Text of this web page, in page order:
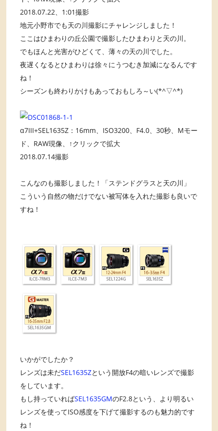
2018.07.22、1:01撮影
地元小野市でも天の川撮影にチャレンジしました！
ここはひまわりの丘公園で撮影したひまわりと天の川。
でもほんと光害がひどくて、薄々の天の川でした。
夜遅くなるとひまわりは徐々にうつむき加減になるんです
ね！
シーズンも終わりかけもあっておもしろ～い(*^▽^*)
α7III+SEL1635Z：16mm、ISO3200、F4.0、30秒、Mモー
ド、RAW現像、↑クリックで拡大
2018.07.14撮影
こんなのも撮影しました！「ステンドグラスと天の川」
こういう自然の物だけでない被写体を入れた撮影も良いで
すね！
いかがでしたか？
レンズは未だSEL1635Zという開放F4の暗いレンズで撮影
をしています。
もし持っていればSEL1635GMのF2.8という、より明るい
レンズを使ってISO感度を下げて撮影するのも魅力的です
ね！